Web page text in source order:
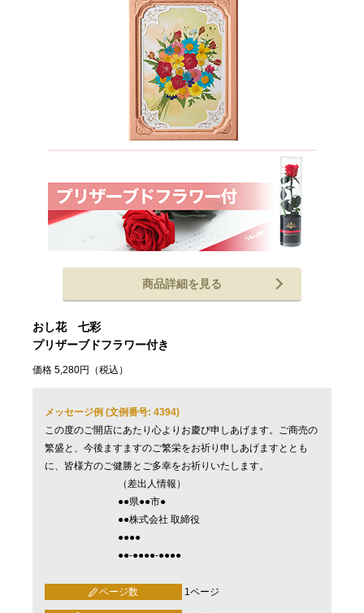
商品詳細を見る
おし花 七彩
プリザーブドフラワー付き
価格 5,280円（税込）
メッセージ例 (文例番号: 4394)
この度のご開店にあたり心よりお慶び申しあげます。ご商売の
繁盛と、今後ますますのご繁栄をお祈り申しあげますととも
に、皆様方のご健勝とご多幸をお祈りいたします。
（差出人情報）
●●県●●市●
●●株式会社 取締役
●●●●
●●-●●●●-●●●●
ページ数 1ページ